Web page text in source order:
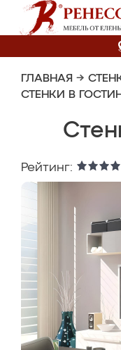
ГЛАВНАЯ →
СТЕНКИ В
Рейтинг: